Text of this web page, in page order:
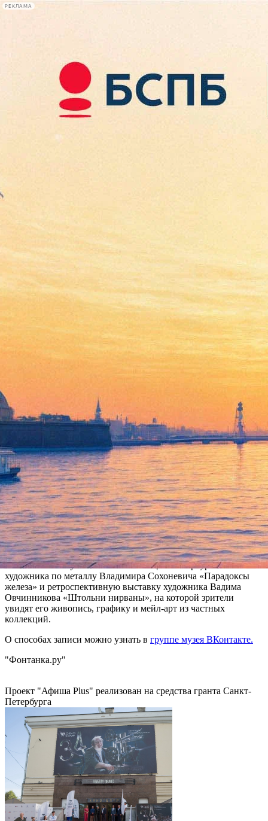
РЕКЛАМА
Сегодня:
2026.08.10
11:08
Афиша Plus
Пенсионерам бесплатно
расскажут о современном
искусстве
Версия для печати
Музей искусства Санкт-Петербурга ХХ-ХХI веков проведет
первую обзорную экскурсию для пенсионеров, принять
участие в которой они смогут бесплатно (но по
предварительной записи и наличии документов).
13 октября в 15.00 пожилых петербуржцев приглашают
послушать рассказ об истории здания музея, расположенного
на набережной канала Грибоедова, 103, и осмотреть новую
выставку Corto y Derecho (в переводе с испанского – «коротко
и прямо»), где им покажут работы живописца и графика
Геннадия Сотникова, выполненные им с 1966 по 2005 год.
Также они смогут посетить экспозицию петербургского
художника по металлу Владимира Сохоневича «Парадоксы
железа» и ретроспективную выставку художника Вадима
Овчинникова «Штольни нирваны», на которой зрители
увидят его живопись, графику и мейл-арт из частных
коллекций.
О способах записи можно узнать в группе музея ВКонтакте.
"Фонтанка.ру"
Проект "Афиша Plus" реализован на средства гранта Санкт-
Петербурга